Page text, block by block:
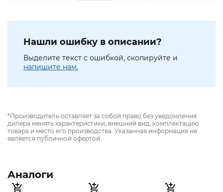
Нашли ошибку в описании?
Выделите текст с ошибкой, скопируйте и
напишите нам.
*Производитель оставляет за собой право без уведомления
дилера менять характеристики, внешний вид, комплектацию
товара и место его производства. Указанная информация не
является публичной офертой
Аналоги